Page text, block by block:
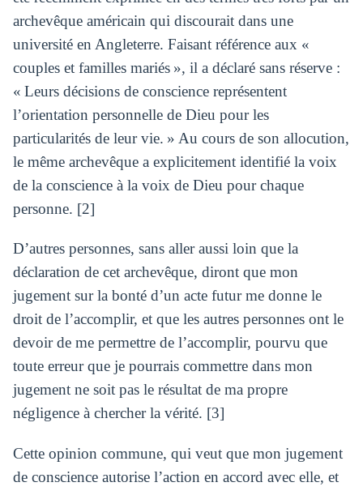
archevêque américain qui discourait dans une
université en Angleterre. Faisant référence aux «
couples et familles mariés », il a déclaré sans réserve :
« Leurs décisions de conscience représentent
l’orientation personnelle de Dieu pour les
particularités de leur vie. » Au cours de son allocution,
le même archevêque a explicitement identifié la voix
de la conscience à la voix de Dieu pour chaque
personne. [2]
D’autres personnes, sans aller aussi loin que la
déclaration de cet archevêque, diront que mon
jugement sur la bonté d’un acte futur me donne le
droit de l’accomplir, et que les autres personnes ont le
devoir de me permettre de l’accomplir, pourvu que
toute erreur que je pourrais commettre dans mon
jugement ne soit pas le résultat de ma propre
négligence à chercher la vérité. [3]
Cette opinion commune, qui veut que mon jugement
de conscience autorise l’action en accord avec elle, et